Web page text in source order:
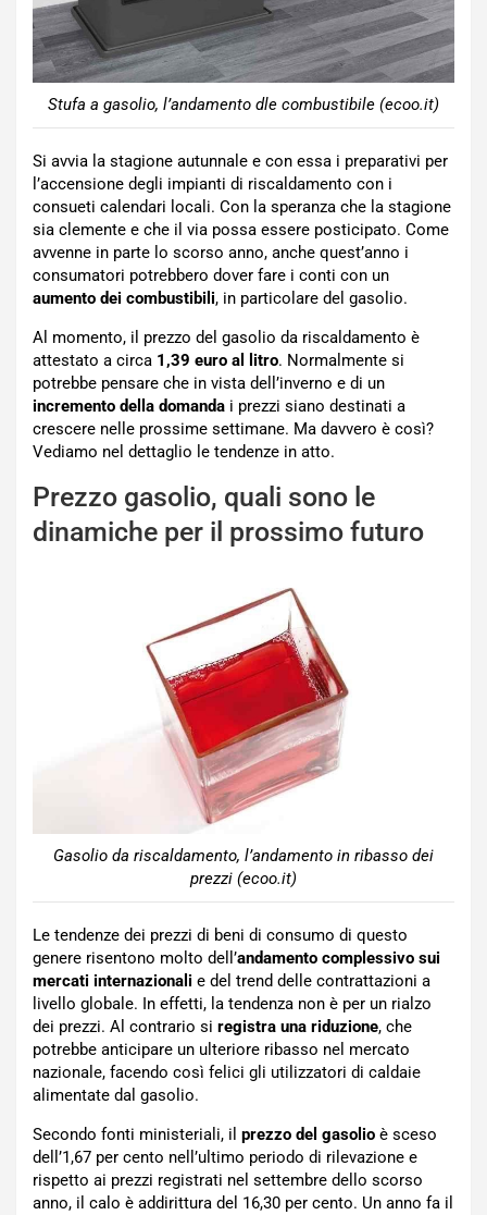
Stufa a gasolio, l’andamento dle combustibile (ecoo.it)
Si avvia la stagione autunnale e con essa i preparativi per
l’accensione degli impianti di riscaldamento con i
consueti calendari locali. Con la speranza che la stagione
sia clemente e che il via possa essere posticipato. Come
avvenne in parte lo scorso anno, anche quest’anno i
consumatori potrebbero dover fare i conti con un
aumento dei combustibili, in particolare del gasolio.
Al momento, il prezzo del gasolio da riscaldamento è
attestato a circa 1,39 euro al litro. Normalmente si
potrebbe pensare che in vista dell’inverno e di un
incremento della domanda i prezzi siano destinati a
crescere nelle prossime settimane. Ma davvero è così?
Vediamo nel dettaglio le tendenze in atto.
Prezzo gasolio, quali sono le
dinamiche per il prossimo futuro
Gasolio da riscaldamento, l’andamento in ribasso dei
prezzi (ecoo.it)
Le tendenze dei prezzi di beni di consumo di questo
genere risentono molto dell’andamento complessivo sui
mercati internazionali e del trend delle contrattazioni a
livello globale. In effetti, la tendenza non è per un rialzo
dei prezzi. Al contrario si registra una riduzione, che
potrebbe anticipare un ulteriore ribasso nel mercato
nazionale, facendo così felici gli utilizzatori di caldaie
alimentate dal gasolio.
Secondo fonti ministeriali, il prezzo del gasolio è sceso
dell’1,67 per cento nell’ultimo periodo di rilevazione e
rispetto ai prezzi registrati nel settembre dello scorso
anno, il calo è addirittura del 16,30 per cento. Un anno fa il